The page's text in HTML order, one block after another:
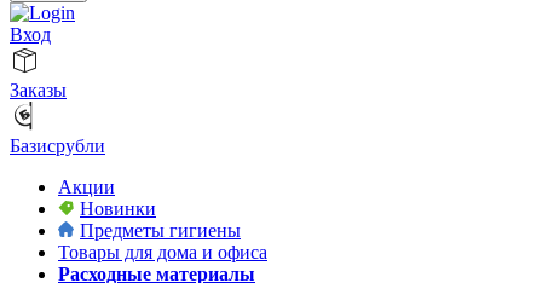
Вход
Заказы
Базисрубли
Акции
Новинки
Предметы гигиены
Товары для дома и офиса
Расходные материалы